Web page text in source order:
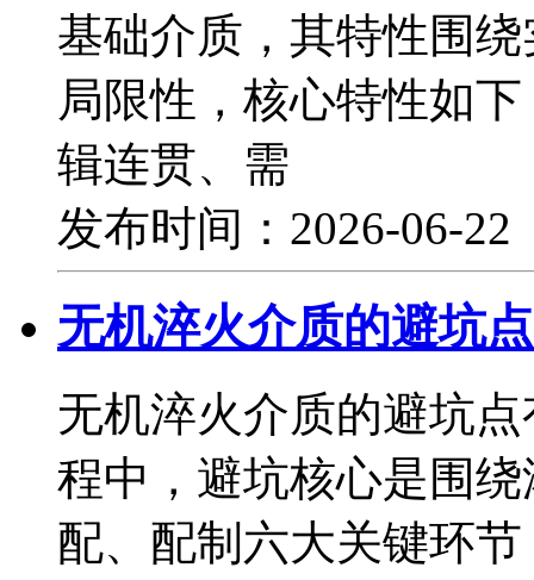
基础介质，其特性围
局限性，核心特性如
辑连贯、需
发布时间：2026-06-
无机淬火介质的避坑
无机淬火介质的避坑
程中，避坑核心是围
配、配制六大关键环